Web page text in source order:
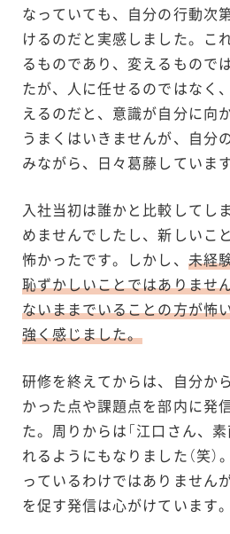
なっていても、自分の行動次
けるのだと実感しました。こ
るものであり、変えるもので
たが、人に任せるのではなく
えるのだと、意識が自分に向
うまくはいきませんが、自分
みながら、日々葛藤しています
入社当初は誰かと比較してし
めませんでしたし、新しいこ
怖かったです。しかし、 未経
恥ずかしいことではありませ
ないままでいることの方が怖
強く感じました。
研修を終えてからは、自分か
かった点や課題点を部内に発
た。周りからは「江口さん、
れるようにもなりました（笑
っているわけではありません
を促す発信は心がけています。